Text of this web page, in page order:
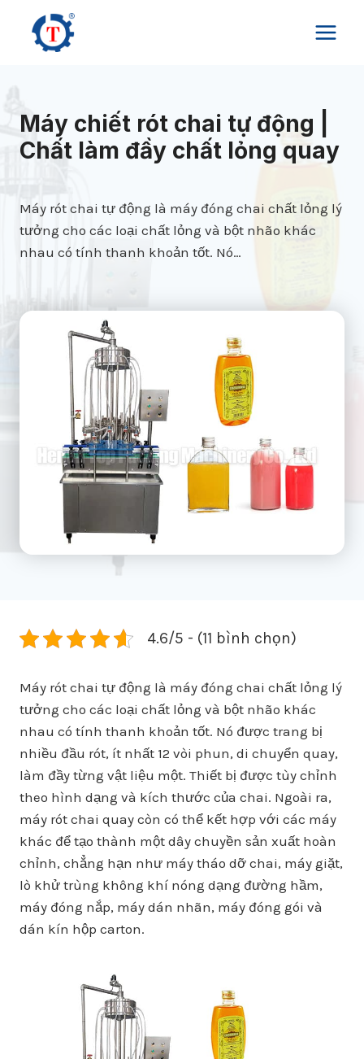
content
Máy chiết rót chai tự động |
Chất làm đầy chất lỏng quay
Máy rót chai tự động là máy đóng chai chất lỏng lý
tưởng cho các loại chất lỏng và bột nhão khác
nhau có tính thanh khoản tốt. Nó…
4.6/5 - (11 bình chọn)
Máy rót chai tự động là máy đóng chai chất lỏng lý
tưởng cho các loại chất lỏng và bột nhão khác
nhau có tính thanh khoản tốt. Nó được trang bị
nhiều đầu rót, ít nhất 12 vòi phun, di chuyển quay,
làm đầy từng vật liệu một. Thiết bị được tùy chỉnh
theo hình dạng và kích thước của chai. Ngoài ra,
máy rót chai quay còn có thể kết hợp với các máy
khác để tạo thành một dây chuyền sản xuất hoàn
chỉnh, chẳng hạn như máy tháo dỡ chai, máy giặt,
lò khử trùng không khí nóng dạng đường hầm,
máy đóng nắp, máy dán nhãn, máy đóng gói và
dán kín hộp carton.